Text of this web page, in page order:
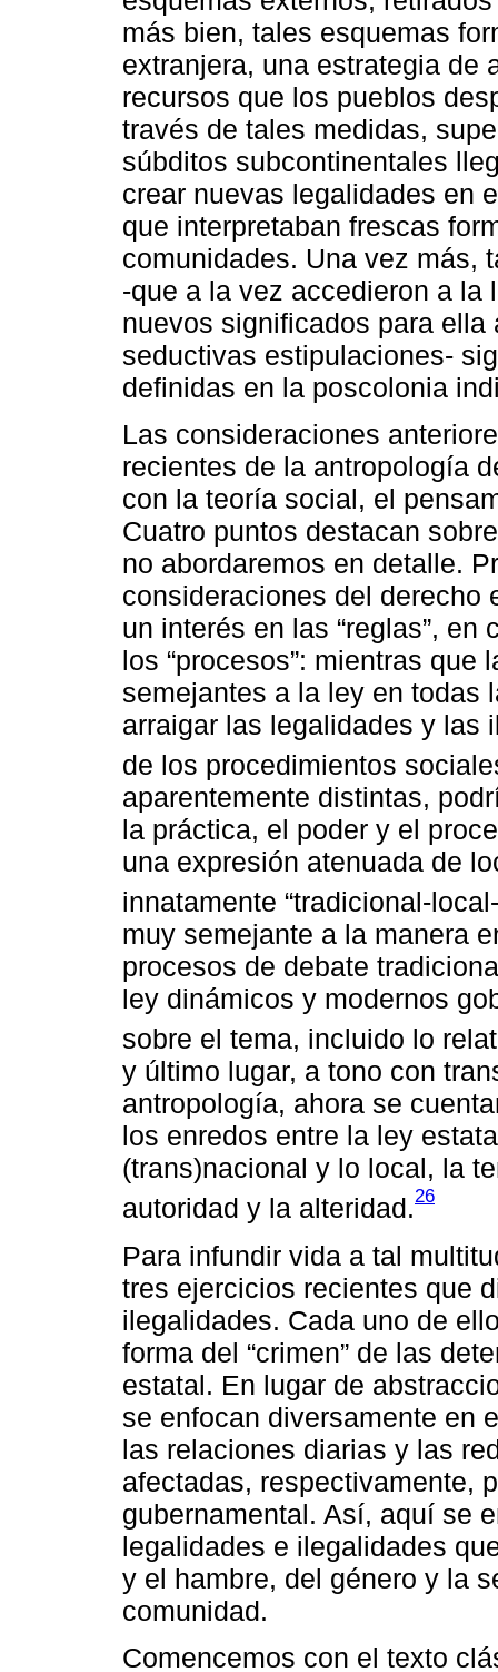
más bien, tales esquemas
extranjera, una estrategia de
recursos que los pueblos
través de tales medidas,
súbditos subcontinentales
crear nuevas legalidades en
que interpretaban frescas
comunidades. Una vez más,
-que a la vez accedieron a la
nuevos significados para
seductivas estipulaciones-
definidas en la poscolonia
Las consideraciones
recientes de la antropología
con la teoría social, el
Cuatro puntos destacan
no abordaremos en detalle.
consideraciones del derecho
un interés en las “reglas”,
los “procesos”: mientras
semejantes a la ley en todas
arraigar las legalidades y las
de los procedimientos
aparentemente distintas,
la práctica, el poder y el
una expresión atenuada de
innatamente “tradicional-
muy semejante a la manera
procesos de debate
ley dinámicos y modernos
sobre el tema, incluido lo
y último lugar, a tono con
antropología, ahora se
los enredos entre la ley
(trans)nacional y lo local, la
autoridad y la alteridad.26
Para infundir vida a tal
tres ejercicios recientes que
ilegalidades. Cada uno de
forma del “crimen” de las
estatal. En lugar de
se enfocan diversamente en
las relaciones diarias y las
afectadas, respectivamente,
gubernamental. Así, aquí se
legalidades e ilegalidades
y el hambre, del género y la
comunidad.
Comencemos con el texto